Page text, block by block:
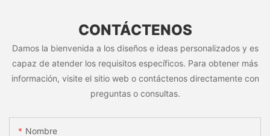
CONTÁCTENOS
Damos la bienvenida a los diseños e ideas personalizados y es
capaz de atender los requisitos específicos. Para obtener más
información, visite el sitio web o contáctenos directamente con
preguntas o consultas.
Nombre